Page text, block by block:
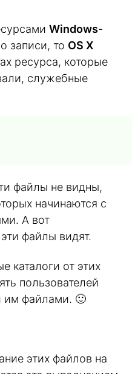
Windows-
записи, то OS X
ресурса, которые
служебные
файлы не видны,
начинаются с
А вот
эти файлы видят.
каталоги от этих
пользователей
им файлами. 🙂
этих файлов на